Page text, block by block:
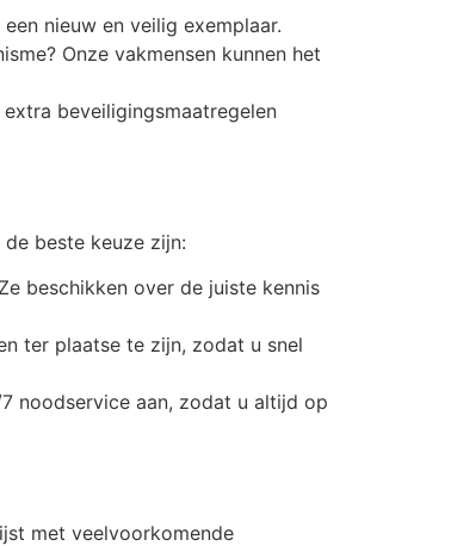
nieuw en veilig exemplaar.
Onze vakmensen kunnen het
beveiligingsmaatregelen
beste keuze zijn:
beschikken over de juiste kennis
ter plaatse te zijn, zodat u snel
noodservice aan, zodat u altijd op
met veelvoorkomende